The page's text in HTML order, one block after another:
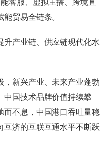
客服、虚拟主播、跨境直
贸易全链条。
升产业链、供应链现代化水
，新兴产业、未来产业蓬勃
中国技术品牌价值持续攀
而不息，中国港口吞吐量稳
互济的互联互通水平不断跃